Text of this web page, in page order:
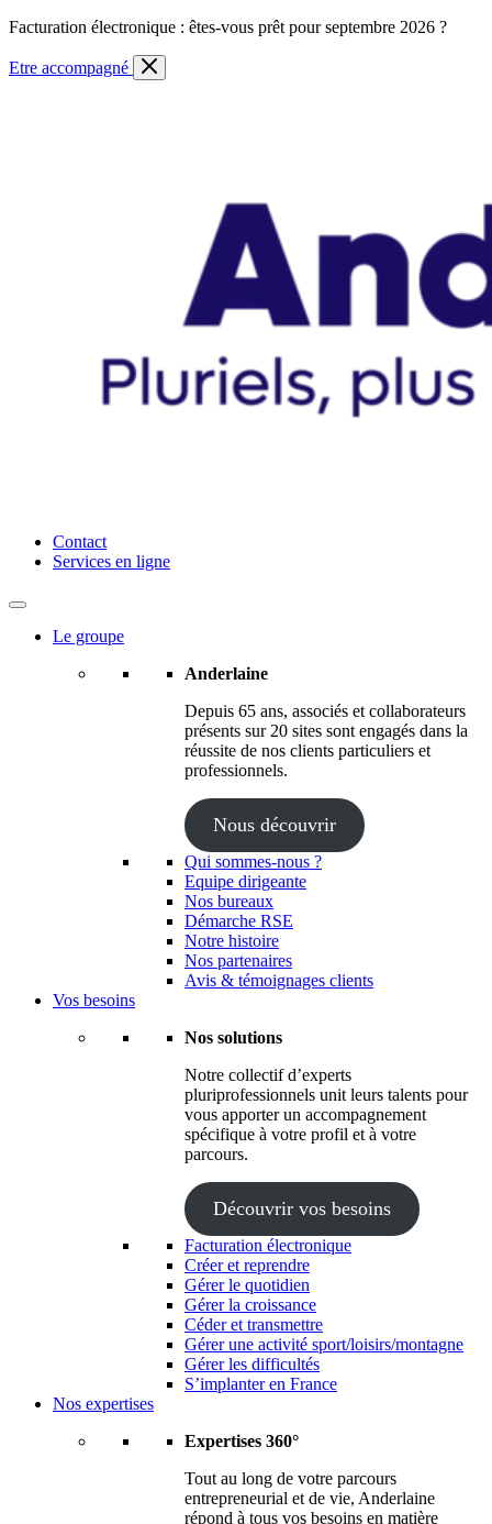
Skip
content
Facturation électronique : êtes-vous prêt pour septembre 2026 ?
Etre accompagné
Anderlaine | Conseil – Expert comptable – Avocat – Audit
Contact
Services en ligne
Le groupe
Anderlaine
Depuis 65 ans, associés et collaborateurs
présents sur 20 sites sont engagés dans la
réussite de nos clients particuliers et
professionnels.
Nous découvrir
Qui sommes-nous ?
Equipe dirigeante
Nos bureaux
Démarche RSE
Notre histoire
Nos partenaires
Avis & témoignages clients
Vos besoins
Nos solutions
Notre collectif d’experts
pluriprofessionnels unit leurs talents pour
vous apporter un accompagnement
spécifique à votre profil et à votre
parcours.
Découvrir vos besoins
Facturation électronique
Créer et reprendre
Gérer le quotidien
Gérer la croissance
Céder et transmettre
Gérer une activité sport/loisirs/montagne
Gérer les difficultés
S’implanter en France
Nos expertises
Expertises 360°
Tout au long de votre parcours
entrepreneurial et de vie, Anderlaine
répond à tous vos besoins en matière